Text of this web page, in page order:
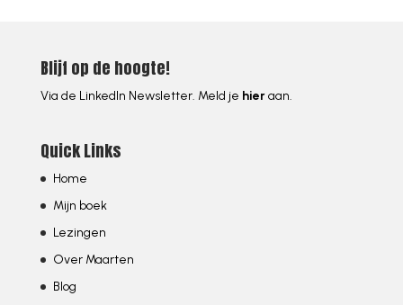
Blijf op de hoogte!
Via de LinkedIn Newsletter. Meld je hieraan.
Quick Links
Home
Mijn boek
Lezingen
Over Maarten
Blog